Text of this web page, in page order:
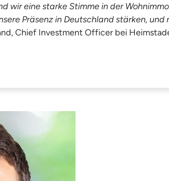
wir eine starke Stimme in der
Präsenz in Deutschland stärken, und
Chief Investment Officer bei